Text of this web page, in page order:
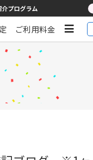
介プログラム
ご利用料金